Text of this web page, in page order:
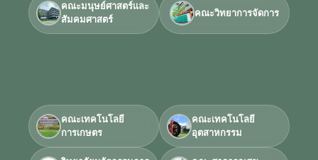
คณะมนุษย์ศาสตร์และ
สัมคมศาสตร์
คณะวิทยาการจัดการ
คณะเทคโนโลยี
การเกษตร
คณะเทคโนโลยี
อุตสาหกรรม